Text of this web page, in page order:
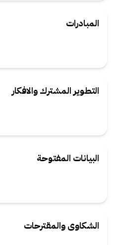
المبادرات
التطوير المشترك والافكار
البيانات المفتوحة
الشكاوى والمقترحات